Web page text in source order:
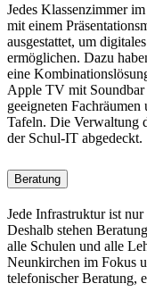
Jedes Klassenzimmer
mit einem
ausgestattet, um
ermöglichen. Dazu
eine
Apple TV mit Soundbar
geeigneten
Tafeln. Die Verwaltung
der Schul-IT abgedeckt.
Beratung
Jede Infrastruktur ist
Deshalb stehen
alle Schulen und alle
Neunkirchen im Fokus
telefonischer Beratung,